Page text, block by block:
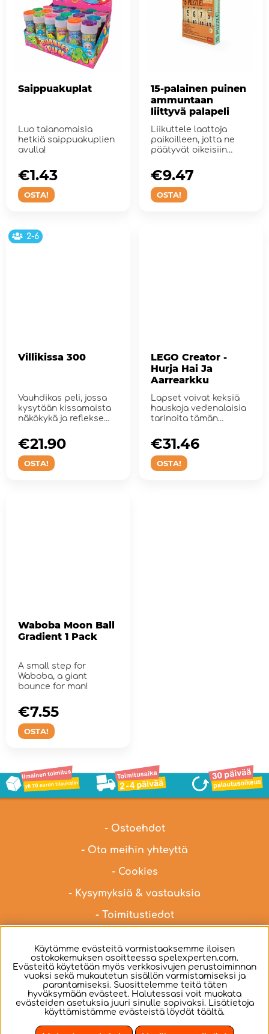
Saippuakuplat
Luo taianomaisia
hetkiä saippuakuplien
avulla!
OSTA!
€1.43
15-palainen puinen
ammuntaan
liittyvä palapeli
Liikuttele laattoja
paikoilleen, jotta ne
päätyvät oikeisiin
OSTA!
€9.47
2-6
Villikissa 300
Vauhdikas peli, jossa
kysytään kissamaista
näkökykä ja reflekse...
OSTA!
€21.90
LEGO Creator -
Hurja Hai Ja
Aarrearkku
Lapset voivat keksiä
hauskoja vedenalaisia
tarinoita tämän
OSTA!
€31.46
Waboba Moon Ball
Gradient 1 Pack
A small step for
Waboba, a giant
bounce for man!
OSTA!
€7.55
- Ostoehdot
- Ota meihin yhteyttä
- Cookies
- Kysymyksiä & vastauksia
- Toimitustiedot
Ota yhteyttä meidän asiakaspalveluun osoitteella
hei@spelexperten.fi
Suomi
Käytämme evästeitä varmistaaksemme iloisen
ostokokemuksen osoitteessa spelexperten.com.
Evästeitä käytetään myös verkkosivujen perustoiminnan
vuoksi sekä mukautetun sisällön varmistamiseksi ja
parantamiseksi. Suosittelemme teitä täten
hyväksymään evästeet. Halutessasi voit muokata
evästeiden asetuksia juuri sinulle sopivaksi. Lisätietoja
käyttämistämme evästeistä löydät täältä.